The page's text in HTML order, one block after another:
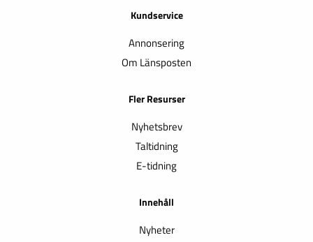
Kundservice
Annonsering
Om Länsposten
Fler Resurser
Nyhetsbrev
Taltidning
E-tidning
Innehåll
Nyheter